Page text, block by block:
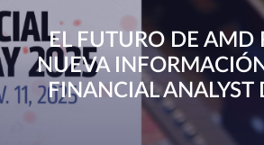
EL FUTURO DE AMD
NUEVA
FINANCIAL ANALYST